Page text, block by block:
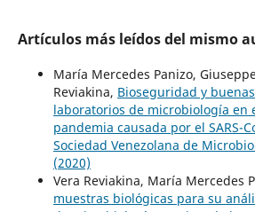
Artículos más leídos del mismo
María Mercedes Panizo,
Reviakina, Bioseguridad y
laboratorios de microbiología en
pandemia causada por el SARS-
Sociedad Venezolana de
(2020)
Vera Reviakina, María Mercedes
muestras biológicas para su